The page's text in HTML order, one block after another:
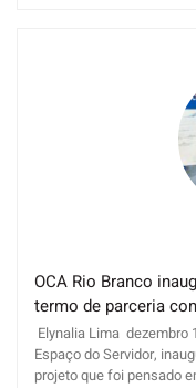
OCA Rio Branco
termo de parceria
Elynalia Lima dezembro
Espaço do Servidor,
projeto que foi pensado